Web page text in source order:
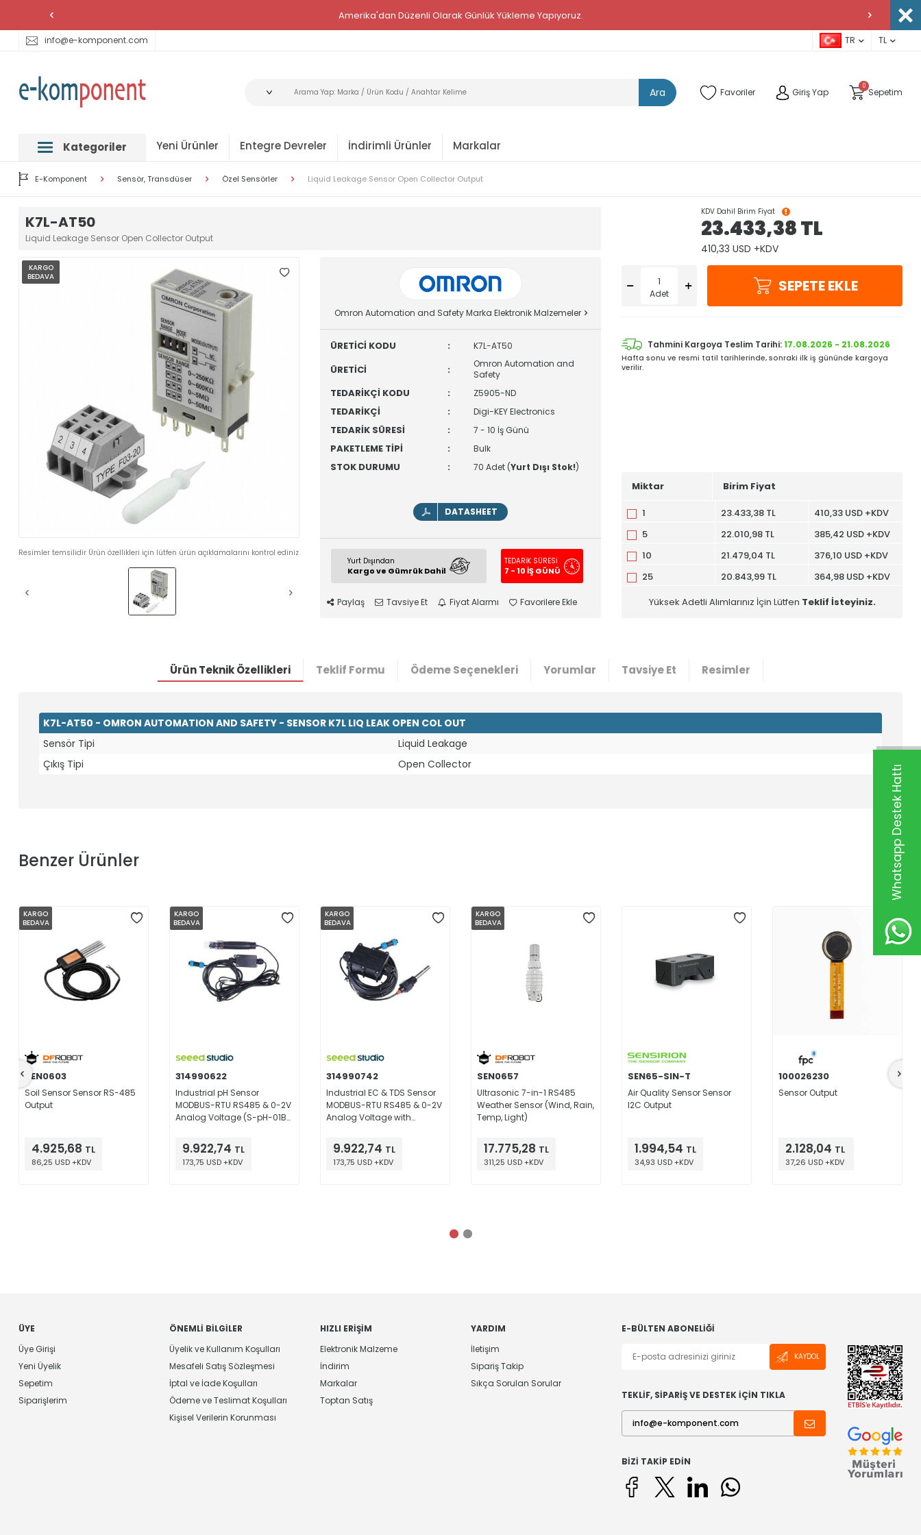
Whatsapp Destek Hattı
Amerika'dan Düzenli Olarak Günlük Yükleme Yapıyoruz.
info@e-komponent.com TR TL
Ara Favoriler Giriş Yap
0
Sepetim
Kategoriler Yeni Ürünler Entegre Devreler İndirimli Ürünler Markalar
E-Komponent Sensör, Transdüser Özel Sensörler Liquid Leakage Sensor Open Collector Output
K7L-AT50
Liquid Leakage Sensor Open Collector Output
KARGO
BEDAVA
Resimler temsilidir Ürün özellikleri için lütfen ürün açıklamalarını kontrol ediniz
Omron Automation and Safety Marka Elektronik Malzemeler
ÜRETİCİ KODU : K7L-AT50
ÜRETİCİ :
Omron Automation and
Safety
TEDARİKÇİ KODU : Z5905-ND
TEDARİKÇİ : Digi-KEY Electronics
TEDARİK SÜRESİ : 7 - 10 İş Günü
PAKETLEME TİPİ : Bulk
STOK DURUMU : 70 Adet (Yurt Dışı Stok!)
DATASHEET
Yurt Dışından
Kargo ve Gümrük Dahil
TEDARİK SÜRESİ
7 - 10 İŞ GÜNÜ
Paylaş Tavsiye Et Fiyat Alarmı Favorilere Ekle
KDV Dahil Birim Fiyat
23.433,38TL
410,33 USD +KDV
Adet SEPETE EKLE
Tahmini Kargoya Teslim Tarihi:17.08.2026 - 21.08.2026
Hafta sonu ve resmi tatil tarihlerinde, sonraki ilk iş gününde kargoya
verilir.
Miktar Birim Fiyat
1 23.433,38 TL
410,33 USD +KDV
5
22.010,98 TL
385,42 USD +KDV
10
21.479,04 TL
376,10 USD +KDV
25
20.843,99 TL
364,98 USD +KDV
Yüksek Adetli Alımlarınız İçin Lütfen Teklif İsteyiniz.
Ürün Teknik Özellikleri Teklif Formu Ödeme Seçenekleri Yorumlar Tavsiye Et Resimler
K7L-AT50 - OMRON AUTOMATION AND SAFETY - SENSOR K7L LIQ LEAK OPEN COL OUT
Sensör Tipi
Liquid Leakage
Çıkış Tipi
Open Collector
Benzer Ürünler
KARGO
BEDAVA
SEN0603
Soil Sensor Sensor RS-485
Output
4.925,68 TL
86,25 USD +KDV
KARGO
BEDAVA
314990622
Industrial pH Sensor
MODBUS-RTU RS485 & 0-2V
Analog Voltage (S-pH-01B),
connector
9.922,74 TL
173,75 USD +KDV
KARGO
BEDAVA
314990742
Industrial EC & TDS Sensor
MODBUS-RTU RS485 & 0-2V
Analog Voltage with
connector
9.922,74 TL
173,75 USD +KDV
KARGO
BEDAVA
SEN0657
Ultrasonic 7-in-1 RS485
Weather Sensor (Wind, Rain,
Temp, Light)
17.775,28 TL
311,25 USD +KDV
SEN65-SIN-T
Air Quality Sensor Sensor
I2C Output
1.994,54 TL
34,93 USD +KDV
100026230
Sensor Output
2.128,04 TL
37,26 USD +KDV
ÜYE
Üye Girişi
Yeni Üyelik
Sepetim
Siparişlerim
ÖNEMLI BILGILER
Üyelik ve Kullanım Koşulları
Mesafeli Satış Sözleşmesi
İptal ve İade Koşulları
Ödeme ve Teslimat Koşulları
Kişisel Verilerin Korunması
HIZLI ERIŞIM
Elektronik Malzeme
İndirim
Markalar
Toptan Satış
YARDIM
İletişim
Sipariş Takip
Sıkça Sorulan Sorular
E-BÜLTEN ABONELIĞI
KAYDOL
TEKLİF, SİPARİŞ VE DESTEK İÇİN TIKLA
BIZI TAKIP EDIN